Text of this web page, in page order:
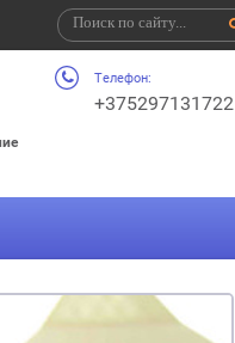
Телефон:
+375297131722